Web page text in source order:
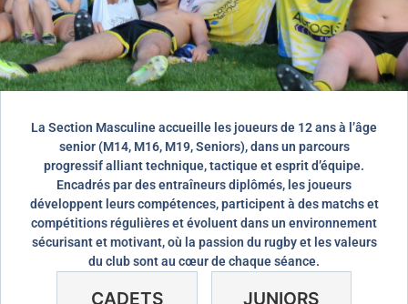
La Section Masculine accueille les joueurs de 12 ans à l’âge
senior (M14, M16, M19, Seniors), dans un parcours
progressif alliant technique, tactique et esprit d’équipe.
Encadrés par des entraîneurs diplômés, les joueurs
développent leurs compétences, participent à des matchs et
compétitions régulières et évoluent dans un environnement
sécurisant et motivant, où la passion du rugby et les valeurs
du club sont au cœur de chaque séance.
CADETS JUNIORS